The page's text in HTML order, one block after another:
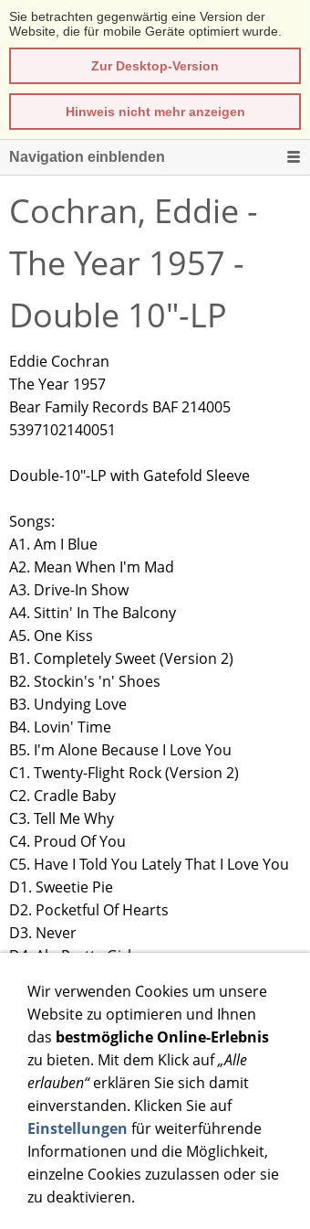
Sie betrachten gegenwärtig eine Version der
Website, die für mobile Geräte optimiert wurde.
Zur Desktop-Version
Hinweis nicht mehr anzeigen
Navigation einblenden
Cochran, Eddie -
The Year 1957 -
Double 10"-LP
Eddie Cochran
The Year 1957
Bear Family Records BAF 214005
5397102140051
Double-10"-LP with Gatefold Sleeve
Songs:
A1. Am I Blue
A2. Mean When I'm Mad
A3. Drive-In Show
A4. Sittin' In The Balcony
A5. One Kiss
B1. Completely Sweet (Version 2)
B2. Stockin's 'n' Shoes
B3. Undying Love
B4. Lovin' Time
B5. I'm Alone Because I Love You
C1. Twenty-Flight Rock (Version 2)
C2. Cradle Baby
C3. Tell Me Why
C4. Proud Of You
C5. Have I Told You Lately That I Love You
D1. Sweetie Pie
D2. Pocketful Of Hearts
D3. Never
D4. Ah, Pretty Girl
Wir verwenden Cookies um unsere
Website zu optimieren und Ihnen
das bestmögliche Online-Erlebnis
zu bieten. Mit dem Klick auf„Alle
erlauben“erklären Sie sich damit
einverstanden. Klicken Sie auf
Einstellungen für weiterführende
Informationen und die Möglichkeit,
einzelne Cookies zuzulassen oder sie
zu deaktivieren.